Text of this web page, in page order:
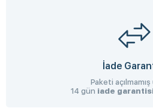
İade
Paketi
14 gün iade garantisi